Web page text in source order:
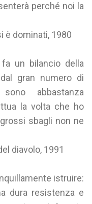
perché noi la
è dominati, 1980
fa un bilancio della
gran numero di
abbastanza
la volta che ho
sbagli non ne
diavolo, 1991
istruire:
dura resistenza e